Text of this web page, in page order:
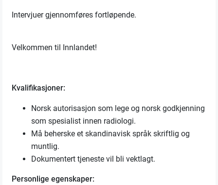
Intervjuer gjennomføres fortløpende.
Velkommen til Innlandet!
Kvalifikasjoner:
Norsk autorisasjon som lege og norsk godkjenning
som spesialist innen radiologi.
Må beherske et skandinavisk språk skriftlig og
muntlig.
Dokumentert tjeneste vil bli vektlagt.
Personlige egenskaper: